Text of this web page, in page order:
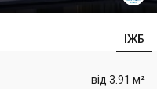
ІЖБ
від 3.91 м²